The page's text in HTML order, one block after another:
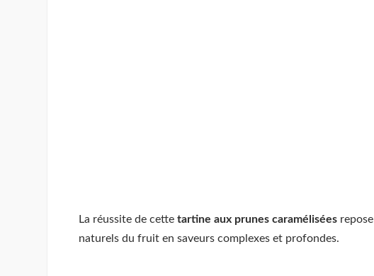
La réussite de cette tartine aux prunes caramélisées
naturels du fruit en saveurs complexes et profondes.